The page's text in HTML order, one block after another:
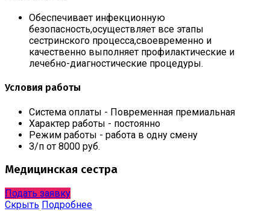
Обеспечивает инфекционную
безопасность,осуществляет все этапы
сестринского процесса,своевременно и
качественно выполняет профилактические и
лечебно-диагностические процедуры.
Условия работы
Система оплаты - Повременная премиальная
Характер работы - постоянно
Режим работы - работа в одну смену
З/п от 8000 руб.
Медицинская сестра
Подать заявку
Скрыть Подробнее